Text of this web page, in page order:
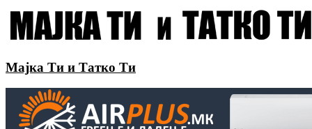
Мајка Ти и Татко Ти